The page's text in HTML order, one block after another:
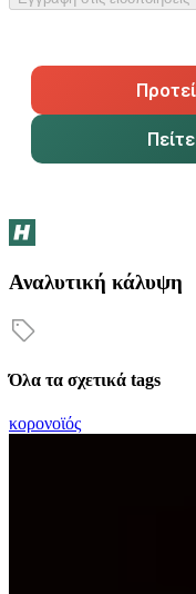
Αναλυτική κάλυψη
Όλα τα σχετικά tags
κορονοϊός